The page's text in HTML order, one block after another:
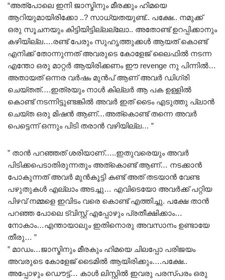
“അത്പോലെ ഇനി ജാസ്മിനും മീരക്കും ഹിമയെ
ആറിയുമായിരിക്കോ ..? സാധ്യതയുണ്ട്.. പക്ഷേ.. നമുക്ക്
ഒരു സൂചനയും കിട്ടിയിട്ടില്ലല്ലോ.. അതോണ്ട് ഉറപ്പിക്കാനും
കഴിയില്ല….രണ്ട് പേരും സുഹൃത്തുക്കൾ ആയത് കൊണ്ട്
എനിക്ക് തോന്നുന്നത് അവരുടെ കോളേജ് ലൈഫിൽ നടന്ന
എന്തോ ഒരു മാറ്റർ ആയിരിക്കണം ഈ revenge നു പിന്നിൽ…
അതായത് ഒന്നര വർഷം മുൻപ് ആണ് അവർ ഡിഗ്രി
ചെയ്തത്….ഇത്രയും നാൾ കില്ലർ ആ പക ഉള്ളിൽ
കൊണ്ട് നടന്നിട്ടുണ്ടങ്കിൽ അവർ ഇത്‌ ടൈം എടുത്തു പ്ലാൻ
ചെയ്ത ഒരു മിഷൻ ആണ്…അത്കൊണ്ട് തന്നെ അവർ
പെട്ടെന്ന് ഒന്നും പിടി തരാൻ വഴിയില്ല… ”
” താൻ പറഞ്ഞത് ശരിയാണ്…..ഇതുവരെയും അവർ
പിടിക്കപെടാതിരുന്നതും അത്കൊണ്ട് ആണ്… നടക്കാൻ
പോകുന്നത് അവർ മുൻകൂട്ടി കണ്ട് അത് തടയാൻ വേണ്ട
പഴുതുകൾ എല്ലാം അടച്ചു… എവിടെയോ അവർക്ക് പറ്റിയ
പിഴവ് നമ്മളെ ഇവിടം വരെ കൊണ്ട് എത്തിച്ചു. പക്ഷേ താൻ
പറഞ്ഞ പോലെ ട്വിസ്റ്റ്‌ എപ്പോഴും പ്രതീക്ഷിക്കാം…
നോകാം…എന്തായാലും ഇതിനൊരു അവസാനം ഉണ്ടായേ
തീരു… ”
” മാഡം…ജാസ്മിനും മീരകും ഹിമയെ ചിലപ്പോ പരിജയം
അവരുടെ കോളേജ് ടൈമിൽ ആയിരിക്കും….പക്ഷേ..
അപ്പോഴും ഡൌട്ട്… കാൾ ലിസ്റ്റിൽ ഇവരു പരസ്പരം ഒരു